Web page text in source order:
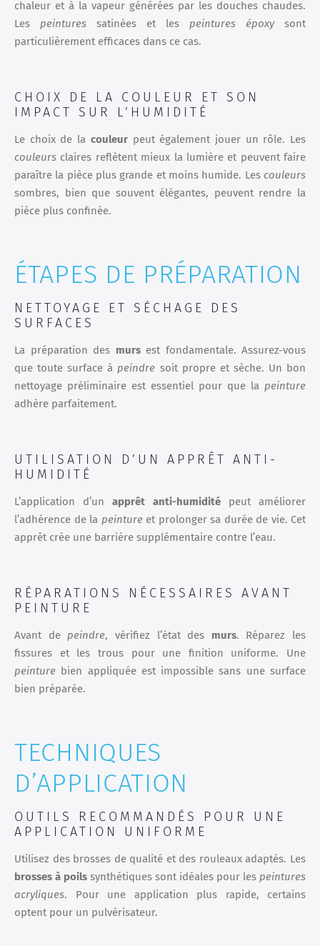
chaleur et à la vapeur générées par les douches chaudes.
Les peintures satinées et les peintures époxysont
particulièrement efficaces dans ce cas.
CHOIX DE LA COULEUR ET SON
IMPACT SUR L’HUMIDITÉ
Le choix de la couleurpeut également jouer un rôle. Les
couleurs claires reflètent mieux la lumière et peuvent faire
paraître la pièce plus grande et moins humide. Les couleurs
sombres, bien que souvent élégantes, peuvent rendre la
pièce plus confinée.
ÉTAPES DE PRÉPARATION
NETTOYAGE ET SÉCHAGE DES
SURFACES
La préparation des mursest fondamentale. Assurez-vous
que toute surface à peindre soit propre et sèche. Un bon
nettoyage préliminaire est essentiel pour que la peinture
adhère parfaitement.
UTILISATION D’UN APPRÊT ANTI-
HUMIDITÉ
L’application d’un apprêt anti-humidité peut améliorer
l’adhérence de la peintureet prolonger sa durée de vie. Cet
apprêt crée une barrière supplémentaire contre l’eau.
RÉPARATIONS NÉCESSAIRES AVANT
PEINTURE
Avant de peindre, vérifiez l’état des murs. Réparez les
fissures et les trous pour une finition uniforme. Une
peinture bien appliquée est impossible sans une surface
bien préparée.
TECHNIQUES
D’APPLICATION
OUTILS RECOMMANDÉS POUR UNE
APPLICATION UNIFORME
Utilisez des brosses de qualité et des rouleaux adaptés. Les
brosses à poils synthétiques sont idéales pour les peintures
acryliques. Pour une application plus rapide, certains
optent pour un pulvérisateur.